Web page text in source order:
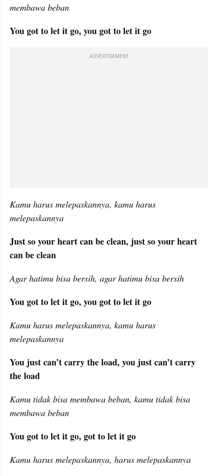
membawa beban
You got to let it go, you got to let it go
ADVERTISEMENT
Kamu harus melepaskannya, kamu harus
melepaskannya
Just so your heart can be clean, just so your heart
can be clean
Agar hatimu bisa bersih, agar hatimu bisa bersih
You got to let it go, you got to let it go
Kamu harus melepaskannya, kamu harus
melepaskannya
You just can’t carry the load, you just can’t carry
the load
Kamu tidak bisa membawa beban, kamu tidak bisa
membawa beban
You got to let it go, got to let it go
Kamu harus melepaskannya, harus melepaskannya